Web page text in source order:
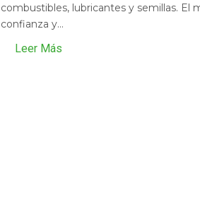
combustibles, lubricantes y semillas. El
confianza y...
Leer Más